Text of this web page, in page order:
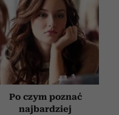
Po czym poznać
najbardziej